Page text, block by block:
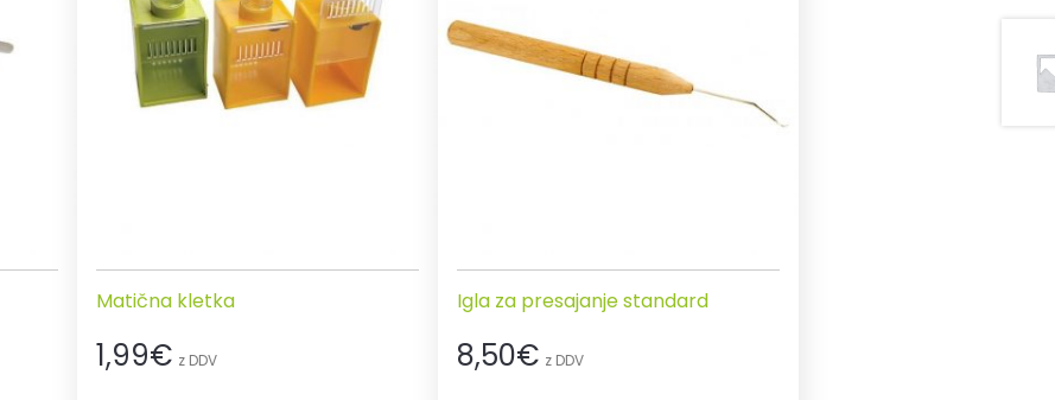
Matična kletka
1,99€ z DDV
Igla za presajanje standard
8,50€ z DDV